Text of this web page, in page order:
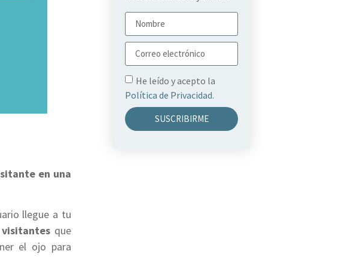
en una
llegue a tu
que
el ojo para
He leído y acepto la
Política de Privacidad.
SUSCRIBIRME